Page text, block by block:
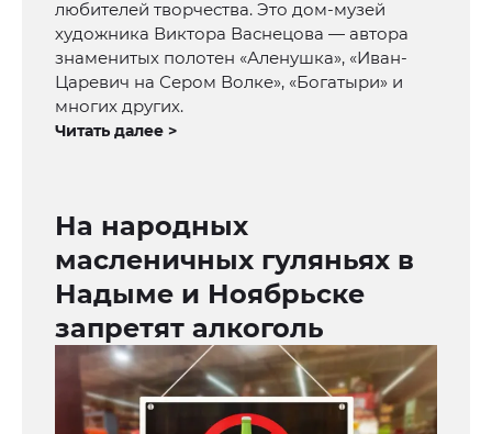
любителей творчества. Это дом-музей
художника Виктора Васнецова — автора
знаменитых полотен «Аленушка», «Иван-
Царевич на Сером Волке», «Богатыри» и
многих других.
Читать далее >
На народных
масленичных гуляньях в
Надыме и Ноябрьске
запретят алкоголь